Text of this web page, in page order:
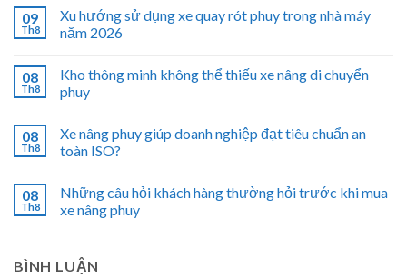
09
Th8
Xu hướng sử dụng xe quay rót phuy trong nhà máy
năm 2026
08
Th8
Kho thông minh không thể thiếu xe nâng di chuyển
phuy
08
Th8
Xe nâng phuy giúp doanh nghiệp đạt tiêu chuẩn an
toàn ISO?
08
Th8
Những câu hỏi khách hàng thường hỏi trước khi mua
xe nâng phuy
BÌNH LUẬN